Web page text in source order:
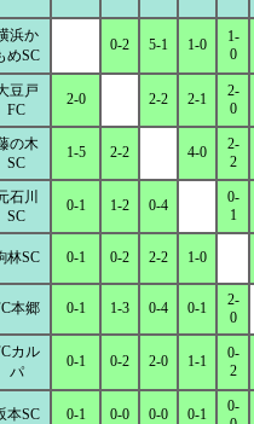
浜か
めSC
0-2 5-1 1-0
1-
0
豆戸
FC
2-0 2-2 2-1
2-
0
の木
SC
1-5 2-2 4-0
2-
2
石川
SC
0-1 1-2 0-4
0-
1
林SC 0-1 0-2 2-2 1-0
本郷 0-1 1-3 0-4 0-1
2-
0
カル
パ
0-1 0-2 2-0 1-1
0-
2
本SC 0-1 0-0 0-0 0-1
0-